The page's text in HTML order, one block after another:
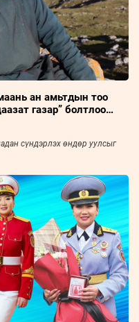
ан амьтдын тоо
газар” болтлоо
сүндэрлэх өндөр уулсыг